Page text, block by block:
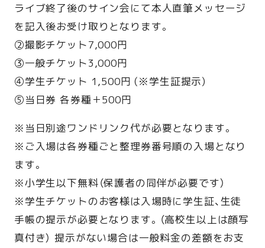
ライブ終了後のサイン会にて本人直筆メッセージ
を記入後お受け取りとなります。
②撮影チケット7,000円
③一般チケット3,000円
④学生チケット 1,500円 (※学生証提示)
⑤当日券 各券種＋500円
※当日別途ワンドリンク代が必要となります。
※ご入場は各券種ごと整理券番号順の入場となり
ます。
※小学生以下無料（保護者の同伴が必要です）
※学生チケットのお客様は入場時に学生証、生徒
手帳の提示が必要となります。（高校生以上は顔写
真付き） 提示がない場合は一般料金の差額をお支